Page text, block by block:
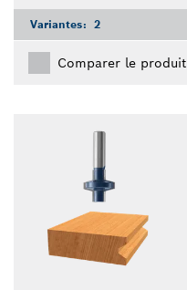
Variantes: 2
Comparer le produit